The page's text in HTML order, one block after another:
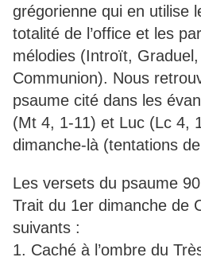
grégorienne qui en utilise
totalité de l’office et les
mélodies (Introït,
Communion). Nous
psaume cité dans les
(Mt 4, 1-11) et Luc (Lc 4,
dimanche-là (tentations
Les versets du psaume
Trait du 1er dimanche de
suivants :
1. Caché à l’ombre du